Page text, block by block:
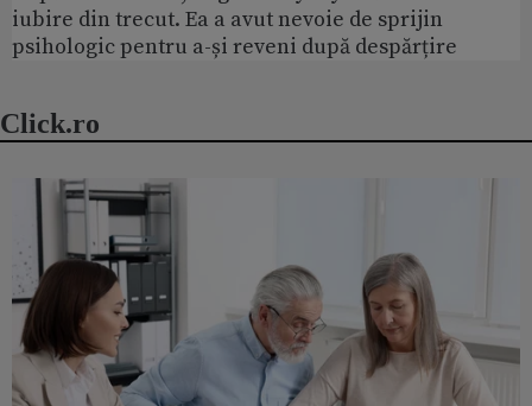
iubire din trecut. Ea a avut nevoie de sprijin
psihologic pentru a-și reveni după despărțire
Click.ro